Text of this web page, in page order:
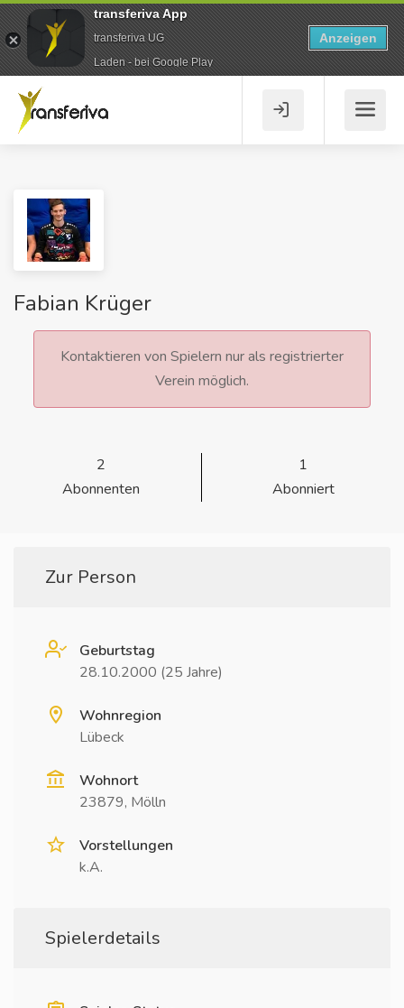
Fabian Krüger
Kontaktieren von Spielern nur als registrierter
Verein möglich.
2
Abonnenten
1
Abonniert
Zur Person
Geburtstag
28.10.2000 (25 Jahre)
Wohnregion
Lübeck
Wohnort
23879, Mölln
Vorstellungen
k.A.
Spielerdetails
transferiva App
transferiva UG
Laden - bei Google Play
Anzeigen